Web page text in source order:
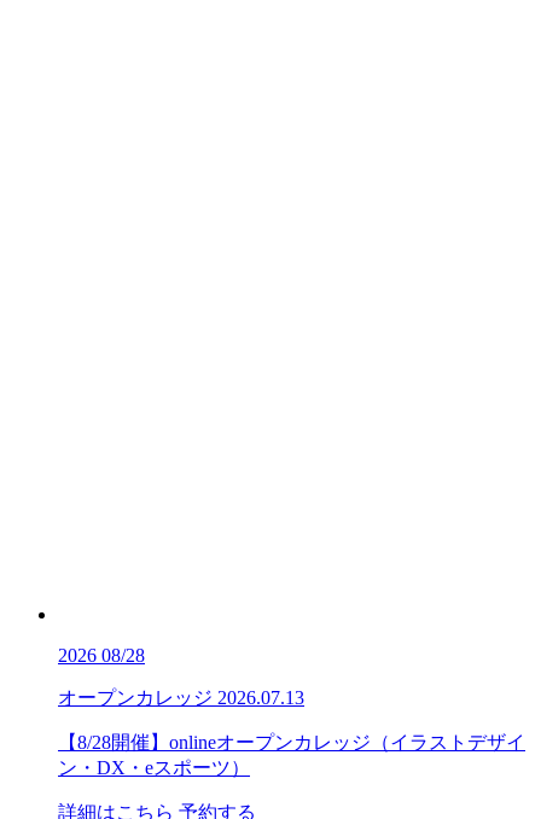
2026 08/28
オープンカレッジ 2026.07.13
【8/28開催】onlineオープンカレッジ（イラストデザイ
ン・DX・eスポーツ）
詳細はこちら 予約する